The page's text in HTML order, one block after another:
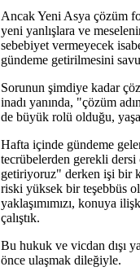
Ancak Yeni Asya çözüm
yeni yanlışlara ve
sebebiyet vermeyecek
gündeme getirilmesini
Sorunun şimdiye kadar
inadı yanında, "çözüm
de büyük rolü olduğu,
Hafta içinde gündeme
tecrübelerden gerekli dersi
getiriyoruz" derken işi bir
riski yüksek bir teşebbüs
yaklaşımımızı, konuya
çalıştık.
Bu hukuk ve vicdan dışı
önce ulaşmak dileğiyle.